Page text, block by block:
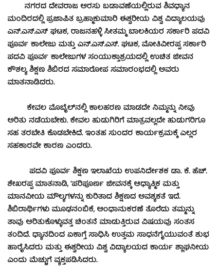
ನಗರದ ದೇವರಾಜ ಅರಸು ಬಡಾವಣೆಯಲ್ಲಿರುವ ಶಿವಧ್ಯಾನ
ಮಂದಿರದಲ್ಲಿ ಪ್ರಜಾಪಿತ ಬ್ರಹ್ಮಾಕುಮಾರಿ ಈಶ್ವರೀಯ ವಿಶ್ವ ವಿದ್ಯಾಲಯವು
ಎನ್.ಎಸ್.ಎಸ್ ಘಟಕ, ರಾಜನಹಳ್ಳಿ ಸೀತಮ್ಮ ಬಾಲಕಿಯರ ಸರ್ಕಾರಿ ಪದವಿ
ಪೂರ್ವ ಕಾಲೇಜು ಮತ್ತು ಎನ್.ಎಸ್.ಎಸ್. ಘಟಕ, ಮೋತಿವೀರಪ್ಪ ಸರ್ಕಾರಿ
ಪದವಿ ಪೂರ್ವ ಕಾಲೇಜುಗಳ ಸಂಯುಕ್ತಾಶ್ರಯದಲ್ಲಿ ಉಚಿತ ಜೀವನ
ಕೌಶಲ್ಯ ಶಿಕ್ಷಣ ಶಿಬಿರದ ಸಮಾರೋಪ ಸಮಾರಂಭದಲ್ಲಿ ಅವರು
ಮಾತನಾಡಿದರು.
ಕೇವಲ ಮೊಬೈಲ್‍ನಲ್ಲಿ ಕಾಲಹರಣ ಮಾಡದೇ ನಿಮ್ಮನ್ನು ನೀವು
ಅರಿತು ನಡೆಯಬೇಕು. ಕೇವಲ ಹುಡುಗಿರಿಗೆ ಮಾತ್ರವಲ್ಲದೇ ಹುಡುಗರಿಗೂ
ಸಹ ತರಬೇತಿ ಕೊಡಬೇಕಿದೆ. ಇಂತಹ ಸುಂದರ ಕಾರ್ಯಕ್ರಮಕ್ಕೆ ಎಲ್ಲರ
ಸಹಕಾರವೇ ಕಾರಣ ಎಂದರು.
ಪದವಿ ಪೂರ್ವ ಶಿಕ್ಷಣ ಇಲಾಖೆಯ ಉಪನಿರ್ದೇಶಕ ಡಾ. ಕೆ. ಹೆಚ್.
ಶೇಖರಪ್ಪ ಮಾತನಾಡಿ, ‘ಪರಿಪೂರ್ಣ ಜೀವನಕ್ಕೆ ಆಧ್ಯಾತ್ಮಿಕ ಮತ್ತು
ಮಾನವೀಯ ಮೌಲ್ಯಗಳನ್ನು ಕುರಿತಾದ ಶಿಕ್ಷಣದ ಅವಶ್ಯಕತೆ ಇದೆ.
ಶಿಬಿರಾರ್ಥಿಗಳು ಮೂಢನಂಬಿಕೆ, ಅಂಧಾನುಕರಣೆ ತೊರೆದು ತಮ್ಮನ್ನು
ತಾವು ಅರಿತುಕೊಳ್ಳುವತ್ತ ಚಿಂತನೆ ಮಾಡುತ್ತಿರುವ ವಿಷಯವು ಸಂತಸ
ತಂದಿದೆ. ಧ್ಯಾನದಿಂದ ಏಕಾಗ್ತೆ ಸಾಧಿಸಿ ಉತ್ತಮ ಸಾಧನೆಗೈಯುವಂತೆ ಶುಭ
ಹಾರೈಸಿದರು ಮತ್ತು ಈಶ್ವರೀಯ ವಿಶ್ವ ವಿದ್ಯಾಲಯದ ಕಾರ್ಯ ಶ್ಲಾಘನೀಯ
ಎಂದು ಮೆಚ್ಚುಗೆ ವ್ಯಕ್ತಪಡಿಸಿದರು.